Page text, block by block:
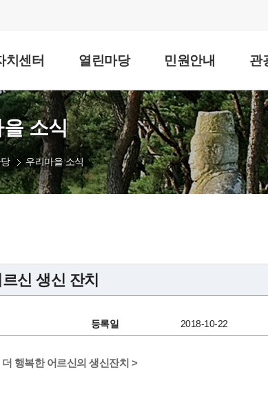
치센터 열린마당 민원안내 관
소식
우리마을 소식
신 생신 잔치
등록일 2018-10-22
행복한 어르신의 생신잔치 >